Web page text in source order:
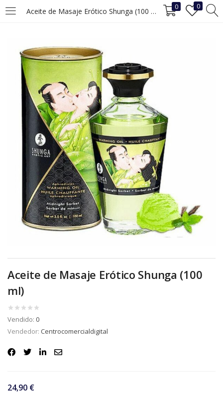
Aceite de Masaje Erótico Shunga (100 ml) 0 0
INICIAR SESIÓN REGISTRO
Ingrese su nombre de usuario y contraseña para iniciar sesión.
Recuérdame
Iniciar Sesión
¿Ha perdido la contraseña?
Aceite de Masaje Erótico Shunga (100
ml)
Vendido: 0
Vendedor: Centrocomercialdigital
24,90 €